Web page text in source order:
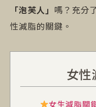
「泡芙人」 嗎？充分
性減脂的關鍵。
女性
女生減脂關